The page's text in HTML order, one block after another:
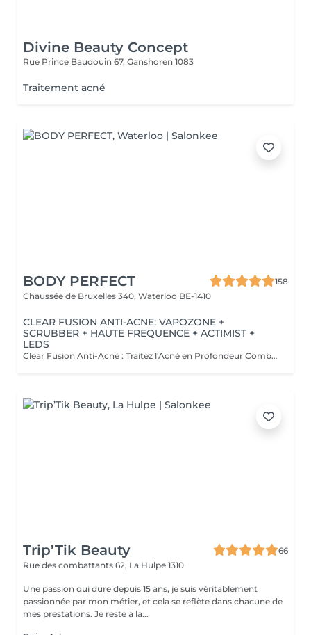
Divine Beauty Concept
Rue Prince Baudouin 67, Ganshoren 1083
Traitement acné
BODY PERFECT
158
Chaussée de Bruxelles 340, Waterloo BE-1410
CLEAR FUSION ANTI-ACNE: VAPOZONE +
SCRUBBER + HAUTE FREQUENCE + ACTIMIST +
LEDS
Clear Fusion Anti-Acné : Traitez l'Acné en Profondeur Combattez l'acné efficacement avec notre soin Clear Fusion Anti-Acné. Ce traitement est spécialement conçu pour traiter les peaux sujettes aux imperfections, en utilisant des technologies avancées pour réduire l'inflammation, éliminer les bactéries responsables de l'acné, et purifier la peau en profondeur. Clear Fusion Anti-Acné comprend : Vapozone : Une diffusion de vapeur chaude pour ouvrir les pores et faciliter l'extraction des impuretés et du sébum accumulé. Scrubber : Une exfoliation ultrasonique pour éliminer les cellules mortes, désincruster les pores et améliorer la texture de la peau. Haute fréquence : Une stimulation douce qui utilise des ondes électriques pour détruire les bactéries responsables de l'acné, réduire les inflammations et accélérer la guérison des imperfections. Actimist : Une pulvérisation apaisante et antibactérienne pour calmer les irritations, hydrater la peau et favoriser la régénération cellulaire. Thérapie LED : Une lumière bleue spécialement utilisée pour cibler les bactéries de l'acné, réduire les rougeurs et prévenir les futures éruptions. Clear Fusion Anti-Acné est le soin idéal pour les peaux acnéiques, offrant une approche complète pour traiter les imperfections tout en respectant l'équilibre naturel de la peau. Réservez votre séance Clear Fusion Anti-Acné dès maintenant et retrouvez une peau plus nette, plus saine et sans imperfections.
Trip’Tik Beauty
66
Rue des combattants 62, La Hulpe 1310
Une passion qui dure depuis 15 ans, je suis véritablement
passionnée par mon métier, et cela se reflète dans chacune de
mes prestations. Je reste à la...